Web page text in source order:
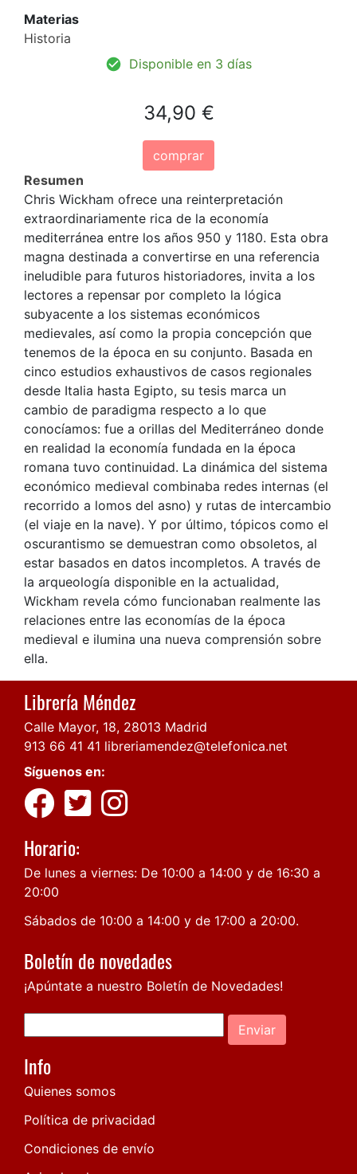
Materias
Historia
Disponible en 3 días
34,90 €
comprar
Resumen
Chris Wickham ofrece una reinterpretación
extraordinariamente rica de la economía
mediterránea entre los años 950 y 1180. Esta obra
magna destinada a convertirse en una referencia
ineludible para futuros historiadores, invita a los
lectores a repensar por completo la lógica
subyacente a los sistemas económicos
medievales, así como la propia concepción que
tenemos de la época en su conjunto. Basada en
cinco estudios exhaustivos de casos regionales
desde Italia hasta Egipto, su tesis marca un
cambio de paradigma respecto a lo que
conocíamos: fue a orillas del Mediterráneo donde
en realidad la economía fundada en la época
romana tuvo continuidad. La dinámica del sistema
económico medieval combinaba redes internas (el
recorrido a lomos del asno) y rutas de intercambio
(el viaje en la nave). Y por último, tópicos como el
oscurantismo se demuestran como obsoletos, al
estar basados en datos incompletos. A través de
la arqueología disponible en la actualidad,
Wickham revela cómo funcionaban realmente las
relaciones entre las economías de la época
medieval e ilumina una nueva comprensión sobre
ella.
Librería Méndez
Calle Mayor, 18, 28013 Madrid
913 66 41 41 libreriamendez@telefonica.net
Síguenos en:
Horario:
De lunes a viernes: De 10:00 a 14:00 y de 16:30 a
20:00
Sábados de 10:00 a 14:00 y de 17:00 a 20:00.
Boletín de novedades
¡Apúntate a nuestro Boletín de Novedades!
Enviar
Info
Quienes somos
Política de privacidad
Condiciones de envío